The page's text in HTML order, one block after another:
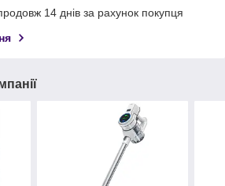
14 днів за рахунок покупця